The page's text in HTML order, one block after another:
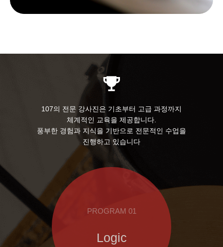
107의 전문 강사진은 기초부터 고급 과정까지
체계적인 교육을 제공합니다.
풍부한 경험과 지식을 기반으로 전문적인 수업을
진행하고 있습니다
PROGRAM 01
Logic